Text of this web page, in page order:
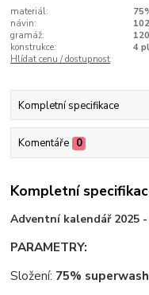
materiál:
návin:
gramáž:
konstrukce:
4
Hlídat cenu / dostupnost
Kompletní specifikace
Komentáře 0
Kompletní
Adventní kalendář 2025
PARAMETRY:
Složení: 75%